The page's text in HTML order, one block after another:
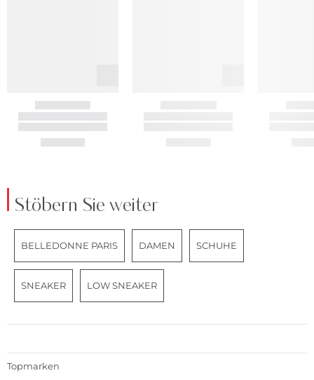
Stöbern Sie weiter
BELLEDONNE PARIS DAMEN SCHUHE
SNEAKER LOW SNEAKER
Topmarken